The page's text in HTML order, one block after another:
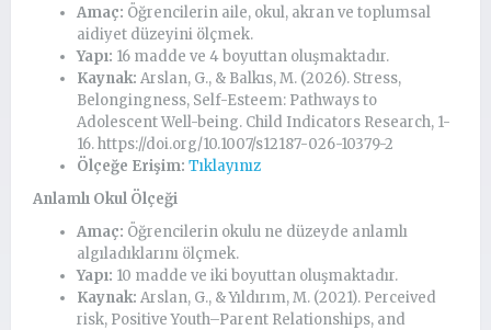
Amaç: Öğrencilerin aile, okul, akran ve toplumsal
aidiyet düzeyini ölçmek.
Yapı: 16 madde ve 4 boyuttan oluşmaktadır.
Kaynak: Arslan, G., & Balkıs, M. (2026). Stress,
Belongingness, Self-Esteem: Pathways to
Adolescent Well-being. Child Indicators Research, 1-
16. https://doi.org/10.1007/s12187-026-10379-2
Ölçeğe Erişim: Tıklayınız
Anlamlı Okul Ölçeği
Amaç: Öğrencilerin okulu ne düzeyde anlamlı
algıladıklarını ölçmek.
Yapı: 10 madde ve iki boyuttan oluşmaktadır.
Kaynak: Arslan, G., & Yıldırım, M. (2021). Perceived
risk, Positive Youth–Parent Relationships, and